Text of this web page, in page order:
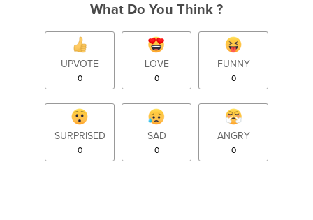
What Do You Think ?
UPVOTE
0
LOVE
0
FUNNY
0
SURPRISED
0
SAD
0
ANGRY
0